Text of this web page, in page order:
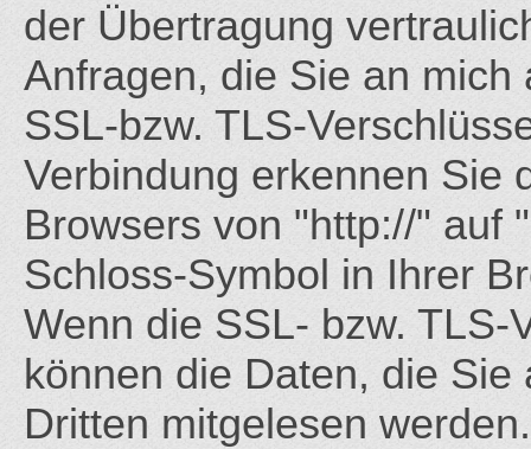
der Übertragung
Anfragen, die Sie an
SSL-bzw. TLS-
Verbindung erkennen Sie
Browsers von "http://" auf
Schloss-Symbol in Ihrer
Wenn die SSL- bzw.
können die Daten, die
Dritten mitgelesen werden.